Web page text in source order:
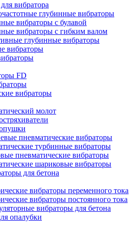
вибратора
глубинные вибраторы
вибраторы с булавой
вибраторы с гибким валом
глубинные вибраторы
вибраторы
FD
вибраторы
молот
пневматические вибраторы
турбинные вибраторы
пневматические вибраторы
шариковые вибраторы
для бетона
вибраторы переменного тока
вибраторы постоянного тока
вибраторы для бетона
опалубки